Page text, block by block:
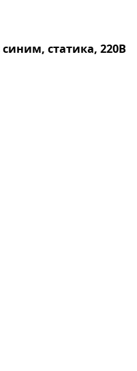
статика, 220В